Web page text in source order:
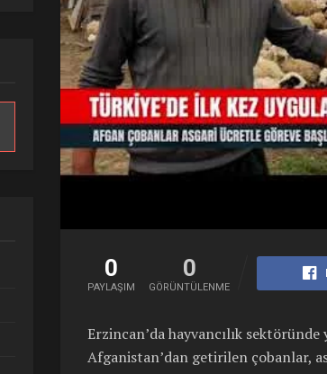
0
PAYLAŞIM
0
GÖRÜNTÜLENME
Erzincan’da hayvancılık
Afganistan’dan getirilen çobanlar,